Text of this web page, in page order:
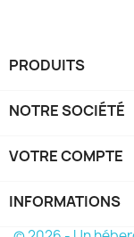
PRODUITS
NOTRE SOCIÉTÉ
VOTRE COMPTE
INFORMATIONS